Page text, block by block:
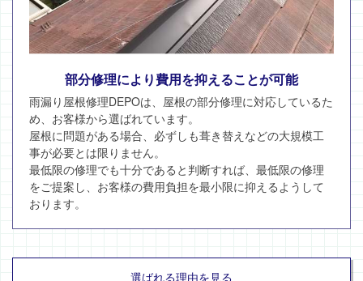
部分修理により費用を抑えることが可能
雨漏り屋根修理DEPOは、屋根の部分修理に対応しているた
め、お客様から選ばれています。
屋根に問題がある場合、必ずしも葺き替えなどの大規模工
事が必要とは限りません。
最低限の修理でも十分であると判断すれば、最低限の修理
をご提案し、お客様の費用負担を最小限に抑えるようして
おります。
選ばれる理由を見る